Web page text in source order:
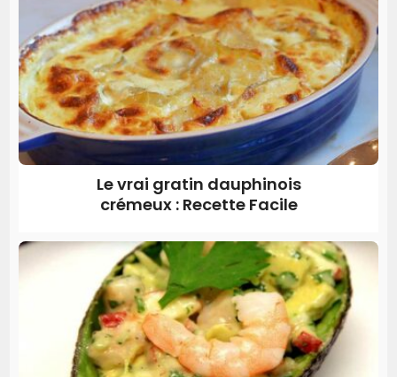
Le vrai gratin dauphinois
crémeux : Recette Facile